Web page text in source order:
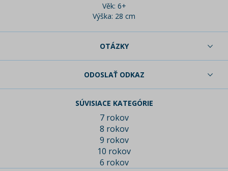
Věk: 6+
Výška: 28 cm
OTÁZKY
ODOSLAŤ ODKAZ
SÚVISIACE KATEGÓRIE
7 rokov
8 rokov
9 rokov
10 rokov
6 rokov